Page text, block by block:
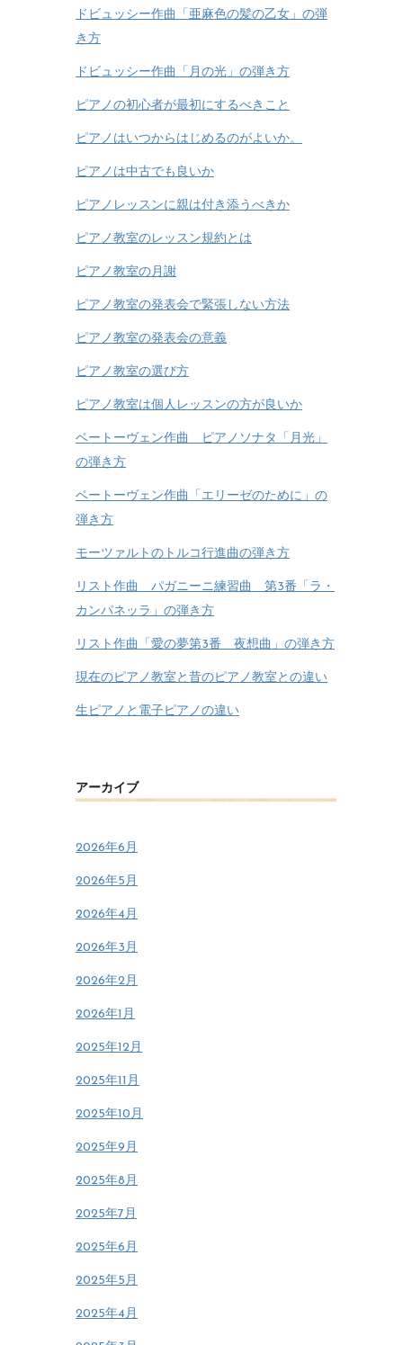
ドビュッシー作曲「亜麻色の髪の乙女」の弾
き方
ドビュッシー作曲「月の光」の弾き方
ピアノの初心者が最初にするべきこと
ピアノはいつからはじめるのがよいか。
ピアノは中古でも良いか
ピアノレッスンに親は付き添うべきか
ピアノ教室のレッスン規約とは
ピアノ教室の月謝
ピアノ教室の発表会で緊張しない方法
ピアノ教室の発表会の意義
ピアノ教室の選び方
ピアノ教室は個人レッスンの方が良いか
ベートーヴェン作曲 ピアノソナタ「月光」
の弾き方
ベートーヴェン作曲「エリーゼのために」の
弾き方
モーツァルトのトルコ行進曲の弾き方
リスト作曲 パガニーニ練習曲 第3番「ラ・
カンパネッラ」の弾き方
リスト作曲「愛の夢第3番 夜想曲」の弾き方
現在のピアノ教室と昔のピアノ教室との違い
生ピアノと電子ピアノの違い
アーカイブ
2026年6月
2026年5月
2026年4月
2026年3月
2026年2月
2026年1月
2025年12月
2025年11月
2025年10月
2025年9月
2025年8月
2025年7月
2025年6月
2025年5月
2025年4月